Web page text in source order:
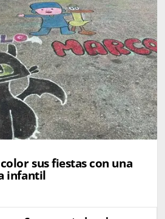
sus fiestas con una
infantil